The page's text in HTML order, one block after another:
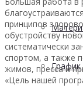
принципов
обустройству
систематически
спортом, а также
жимов, пресса и
«Цель нашей